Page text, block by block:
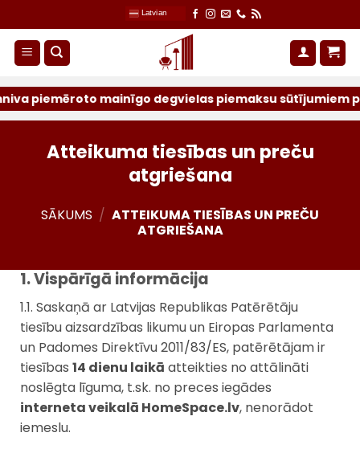
to
content
Latvian
mainīgo degvielas piemaksu sūtījumiem par
Atteikuma tiesības un preču
atgriešana
SĀKUMS / ATTEIKUMA TIESĪBAS UN PREČU
ATGRIEŠANA
1. Vispārīgā informācija
1.1. Saskaņā ar Latvijas Republikas Patērētāju
tiesību aizsardzības likumu un Eiropas Parlamenta
un Padomes Direktīvu 2011/83/ES, patērētājam ir
tiesības 14 dienu laikā atteikties no attālināti
noslēgta līguma, t.sk. no preces iegādes
interneta veikalā HomeSpace.lv, nenorādot
iemeslu.